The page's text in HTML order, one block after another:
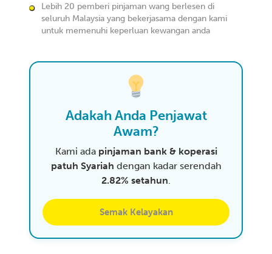
Lebih 20 pemberi pinjaman wang berlesen di
seluruh Malaysia yang bekerjasama dengan kami
untuk memenuhi keperluan kewangan anda
Adakah Anda Penjawat
Awam?
Kami ada pinjaman bank & koperasi
patuh Syariah dengan kadar serendah
2.82% setahun.
Semak Kelayakan